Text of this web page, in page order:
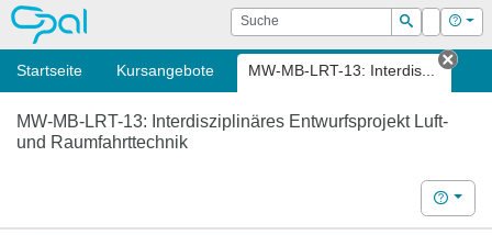
OPAL Suche
Suchen
Login Hilfe
Startseite Kursangebote MW-MB-LRT-13: Interdis...
Tab
MW-MB-LRT-13: Interdisziplinäres Entwurfsprojekt Luft-
und Raumfahrttechnik
Hilfe